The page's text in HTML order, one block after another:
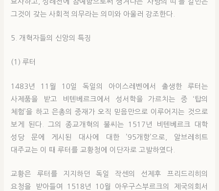
그것이 갖는 사회적 의무라는 의미와 아울러 강조한다.
5. 개혁자들의 신앙의 특징
(1) 루터
1483년 11월 10일 독일의 아이스레벤에서 출생한 루터는
사제품을 받고 비텐베르크에서 성서학을 가르치는 중 ‘탑의
체험’을 하고 은총의 중재가 오직 믿음만으로 이루어지는 것으로
보게 된다. 그의 종교개혁의 불씨는 1517년 비텐베르크 대학
성당 문에 게시된 대사에 대한 ’95개항’으로, 알브레히트
대주교는 이 때 루터를 교황청에 이단자로 고발하였다.
교황은 루터를 지지하던 독일 작센의 선제후 프리드리히의
요청을 받아들여 1518년 10월 아우구스부르크의 제국의회서